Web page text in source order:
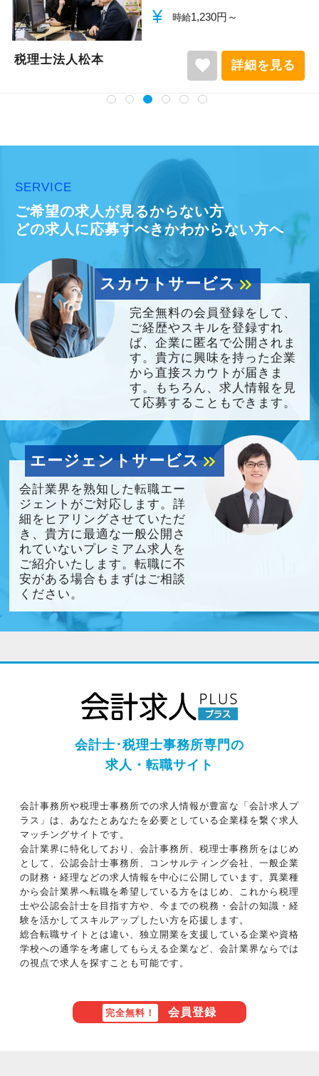
currency_yen
時給1,140円～
税理士法人松本 favorite 詳細を見る
SERVICE
ご希望の求人が見るからない方
どの求人に応募すべきかわからない方へ
スカウトサービスkeyboard_double_arrow_right
完全無料の会員登録をして、
ご経歴やスキルを登録すれ
ば、企業に匿名で公開されま
す。貴方に興味を持った企業
から直接スカウトが届きま
す。もちろん、求人情報を見
て応募することもできます。
エージェントサービスkeyboard_double_arrow_right
会計業界を熟知した転職エー
ジェントがご対応します。詳
細をヒアリングさせていただ
き、貴方に最適な一般公開さ
れていないプレミアム求人を
ご紹介いたします。転職に不
安がある場合もまずはご相談
ください。
会計士･税理士事務所専門の
求人・転職サイト
会計事務所や税理士事務所での求人情報が豊富な「会計求人プ
ラス」は、あなたとあなたを必要としている企業様を繋ぐ求人
マッチングサイトです。
会計業界に特化しており、会計事務所、税理士事務所をはじめ
として、公認会計士事務所、コンサルティング会社、一般企業
の財務・経理などの求人情報を中心に公開しています。異業種
から会計業界へ転職を希望している方をはじめ、これから税理
士や公認会計士を目指す方や、今までの税務・会計の知識・経
験を活かしてスキルアップしたい方を応援します。
総合転職サイトとは違い、独立開業を支援している企業や資格
学校への通学を考慮してもらえる企業など、会計業界ならでは
の視点で求人を探すことも可能です。
完全無料！ 会員登録